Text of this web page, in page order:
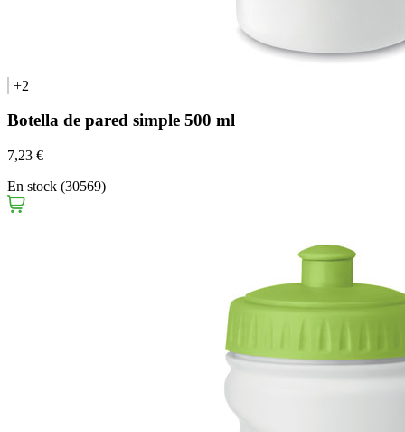
+2
Botella de pared simple 500 ml
7,23 €
En stock (30569)